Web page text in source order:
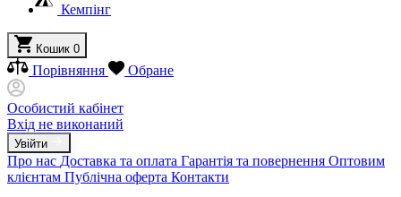
Кемпінг
Кошик 0
Порівняння Обране
Особистий кабінет
Вхід не виконаний
Увійти
Про нас Доставка та оплата Гарантія та повернення Оптовим
клієнтам Публічна оферта Контакти